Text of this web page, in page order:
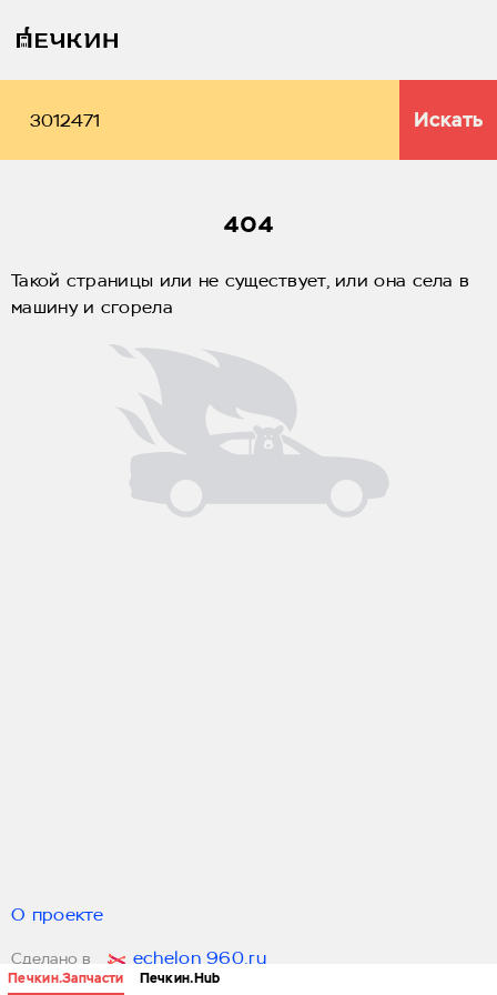
Печкин.Запчасти Печкин.Hub
Искать
404
Такой страницы или не существует, или она села в
машину и сгорела
О проекте
Сделано в echelon 960.ru